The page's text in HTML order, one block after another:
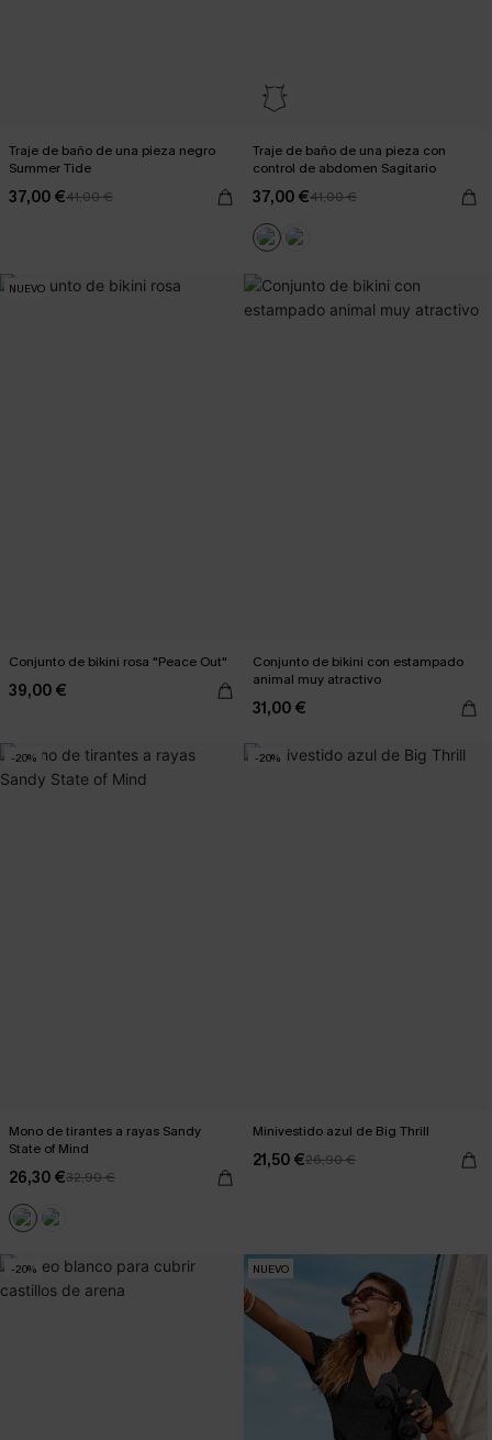
Traje de baño de una pieza negro
Summer Tide
37,00 €41,00 €
Traje de baño de una pieza con
control de abdomen Sagitario
37,00 €41,00 €
NUEVO
Conjunto de bikini rosa "Peace Out"
39,00 €
Conjunto de bikini con estampado
animal muy atractivo
31,00 €
-20%
Mono de tirantes a rayas Sandy
State of Mind
26,30 €32,90 €
-20%
Minivestido azul de Big Thrill
21,50 €26,90 €
-20% NUEVO